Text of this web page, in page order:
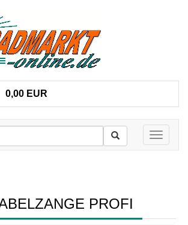
0,00 EUR
Toggle
PROFI